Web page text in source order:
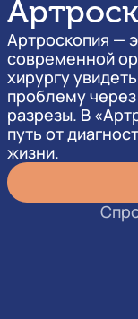
Артроскопия —
современной
хирургу
проблему
разрезы. В
путь от
жизни.